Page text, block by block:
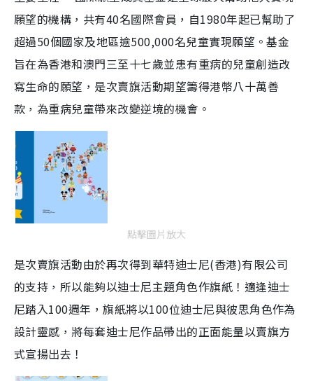
願望的機構，共有40名國際會員，自1980年起已幫助了
超過50個國家及地區逾500,000名兒童實現願望。基金
旨在為香港和澳門三至十七歲並患有重病的兒童創造改
寫生命的願望，是次賣旗活動期望籌得港幣八十萬善
款，為重病兒童帶來改變逆境的機會。
點擊圖片放大
是次賣旗活動由於再次得到華特迪士尼(香港)有限公司
的支持，所以能夠以迪士尼主題角色作旗紙！適逢迪士
尼踏入100週年，旗紙將以100位迪士尼與彼思角色作為
設計靈感，將每套迪士尼作品帶出的正面能量以賣旗方
式宣揚出去！